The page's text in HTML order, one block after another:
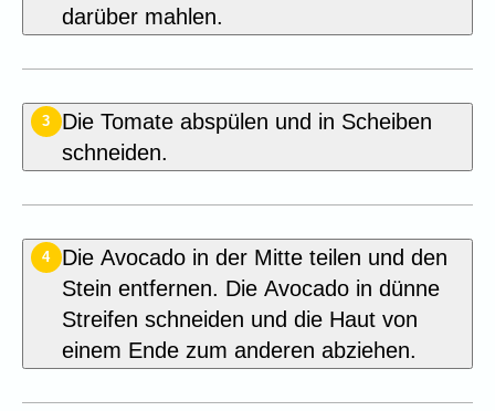
darüber mahlen.
3
Die Tomate abspülen und in Scheiben
schneiden.
4
Die Avocado in der Mitte teilen und den
Stein entfernen. Die Avocado in dünne
Streifen schneiden und die Haut von
einem Ende zum anderen abziehen.